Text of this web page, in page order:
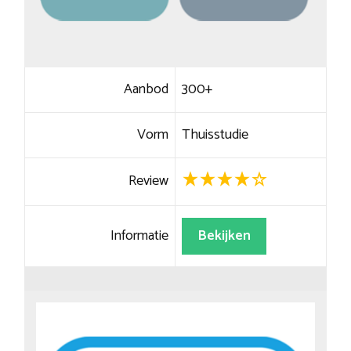
Aanbod 300+
Vorm Thuisstudie
Review
Informatie Bekijken